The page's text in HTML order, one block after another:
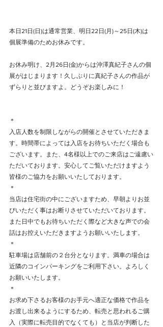
本日21日(日)は通常営業、明日22日(月)～25日(木)は
個展準備のためお休みです。
お休み明け、2月26日(金)からは沖澤真紀子さんの個
展がはじまります！久しぶりに真紀子さんの作品が
ずらりと並びますよ。どうぞお楽しみに！
＊
入店人数を制限しながらの開催とさせていただきま
す。時間帯によっては入店をお待ちいただく場合も
ございます。また、4名様以上でのご来店はご遠慮い
ただいております。安心してご覧いただけますよう
皆様のご協力をお願いいたしております。
＊
当店は住宅街の中にございますため、早朝よりお並
びいただく事はお断りさせていただいております。
また日中でもお待ちいただく際など大きな声での会
話はお控えいただきますようお願いいたします。
＊
駐車場は店舗前の２台分となります。満車の場合は
近隣のコインパーキングをご利用下さい。よろしく
お願いいたします。
＊
お求め下さるお客様のお手元へ適正な価格で作品を
お渡し出来るようにするため、転売と思われるご購
入（実際に転売目的でなくても）と当店が判断した